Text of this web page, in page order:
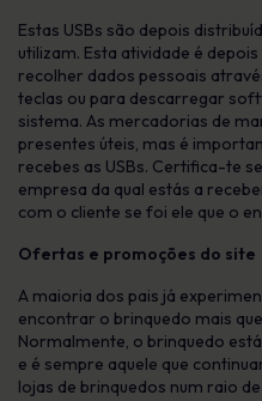
Estas USBs são depois
utilizam. Esta atividade é
recolher dados pessoais
teclas ou para descarregar
sistema. As mercadorias de
presentes úteis, mas é
recebes as USBs. Certifica-te
empresa da qual estás a
com o cliente se foi ele que o
Ofertas e promoções do site
A maioria dos pais já
encontrar o brinquedo mais
Normalmente, o brinquedo
e é sempre aquele que
lojas de brinquedos num raio